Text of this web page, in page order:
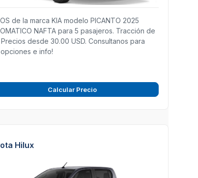
de la marca KIA modelo PICANTO 2025
NAFTA para 5 pasajeros. Tracción de
desde 30.00 USD. Consultanos para
e info!
Calcular Precio
Hilux